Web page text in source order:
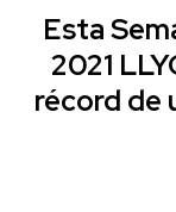
Esta
2021
récord de